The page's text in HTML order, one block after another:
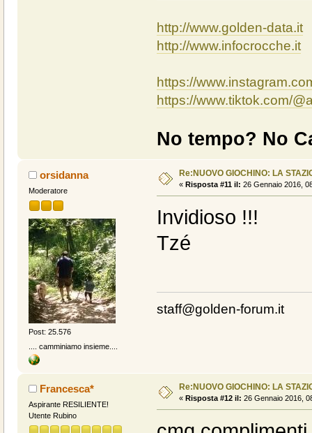
http://www.golden-data.it
http://www.infocrocche.it
https://
https://www.tiktok.com/
No tempo? No
orsidanna
Moderatore
Post: 25.576
.... camminiamo insieme....
Re:NUOVO GIOCHINO: LA
« Risposta #11 il: 26 Gennaio 2016,
Invidioso !!!
Tzé
staff@golden-forum.it
Francesca*
Aspirante RESILIENTE!
Utente Rubino
Re:NUOVO GIOCHINO: LA
« Risposta #12 il: 26 Gennaio 2016,